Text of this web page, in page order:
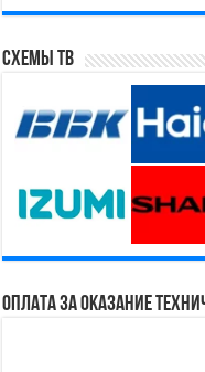
Схемы ТВ
Оплата за оказание